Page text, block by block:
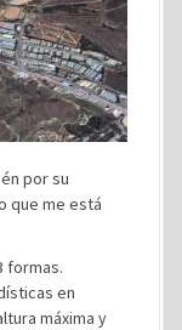
por su
que me está
formas.
en
máxima y